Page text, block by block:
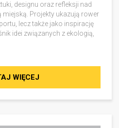
designu oraz refleksji nad
Projekty ukazują rower
lecz także jako inspirację
idei związanych z ekologią,
WIĘCEJ